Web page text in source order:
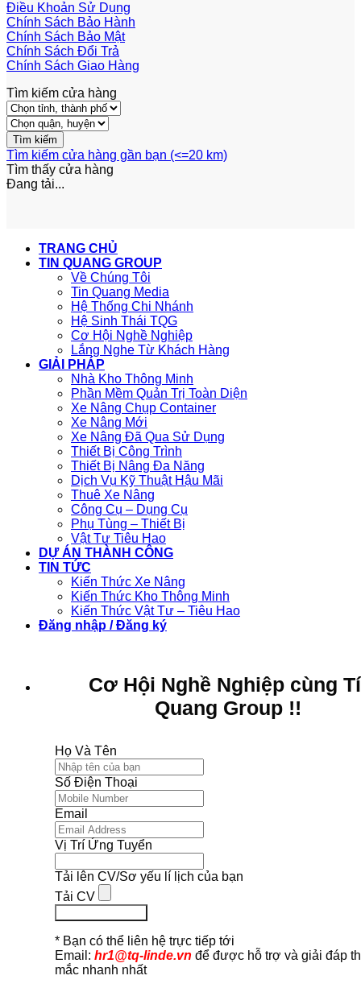
Điều Khoản Sử Dụng
Chính Sách Bảo Hành
Chính Sách Bảo Mật
Chính Sách Đổi Trả
Chính Sách Giao Hàng
Tìm kiếm cửa hàng
Tìm kiếm cửa hàng gần bạn (<=20 km)
Tìm thấy cửa hàng
Đang tải...
TRANG CHỦ
TIN QUANG GROUP
Về Chúng Tôi
Tin Quang Media
Hệ Thống Chi Nhánh
Hệ Sinh Thái TQG
Cơ Hội Nghề Nghiệp
Lắng Nghe Từ Khách Hàng
GIẢI PHÁP
Nhà Kho Thông Minh
Phần Mềm Quản Trị Toàn Diện
Xe Nâng Chụp Container
Xe Nâng Mới
Xe Nâng Đã Qua Sử Dụng
Thiết Bị Công Trình
Thiết Bị Nâng Đa Năng
Dịch Vụ Kỹ Thuật Hậu Mãi
Thuê Xe Nâng
Công Cụ – Dụng Cụ
Phụ Tùng – Thiết Bị
Vật Tư Tiêu Hao
DỰ ÁN THÀNH CÔNG
TIN TỨC
Kiến Thức Xe Nâng
Kiến Thức Kho Thông Minh
Kiến Thức Vật Tư – Tiêu Hao
Đăng nhập / Đăng ký
Cơ Hội Nghề Nghiệp cùng
Quang Group !!
Họ Và Tên
Số Điện Thoại
Email
Vị Trí Ứng Tuyển
Tải lên CV/Sơ yếu lí lịch của bạn
Tải CV
* Bạn có thể liên hệ trực tiếp tới
Email: hr1@tq-linde.vn để được hỗ trợ và giải đáp
mắc nhanh nhất